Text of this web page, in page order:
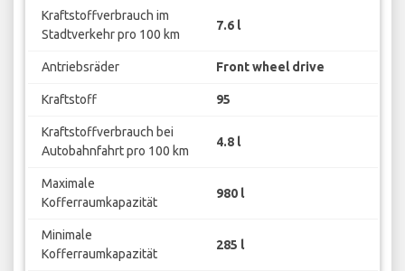
Kraftstoffverbrauch im
Stadtverkehr pro 100 km
7.6 l
Antriebsräder Front wheel drive
Kraftstoff 95
Kraftstoffverbrauch bei
Autobahnfahrt pro 100 km
4.8 l
Maximale
Kofferraumkapazität
980 l
Minimale
Kofferraumkapazität
285 l